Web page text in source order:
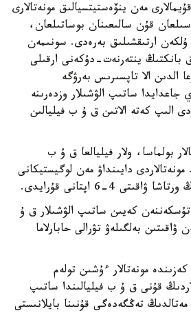
مەن ينۆەستيتسيالىق مونەتالارى
قۇن سالىعىنان بوساتىلعان،
ۇلكەن ارتىقشىلىق بەرەدى. سونىمەن
بانكتىڭ ينتەرنەت-دۇكەنى ارقىلى
الدىن الا تاپسىرىس بەرۋگە
ساتىپ الۋشىلار وزدەرىنە
الىپ كەتە الاتىن ق ۇ ب فيليالىن
بولماسا، ولار فيليالعا ق ۇ ب
دايىنداۋ مەن لوگيستيكانى
4-6 اپتانى قۇرايدى.
تۇسكەننەن كەيىن ساتىپ الۋشىلار ق ۇ
ۋاقىتىن بەلگىلەۋ تۋرالى حابارلاما
مونەتالار ءۇشىن تولەم
قۇنى ق ۇ ب فيليالىندا ساتىپ
تەڭگەدەگى قۇنىنا بايلانىستى